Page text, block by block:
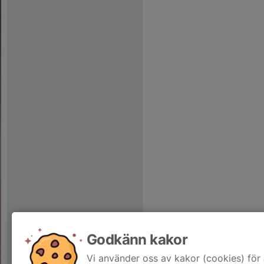
Godkänn kakor
Vi använder oss av kakor (cookies)